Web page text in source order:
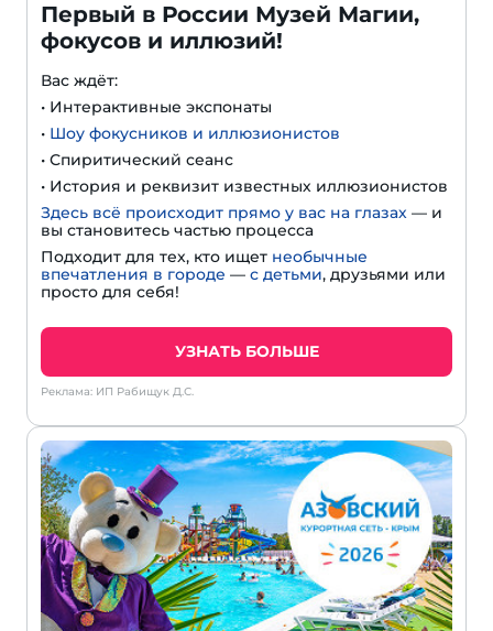
Первый в России Музей Магии,
фокусов и иллюзий!
Вас ждёт:
• Интерактивные экспонаты
• Шоу фокусников и иллюзионистов
• Спиритический сеанс
• История и реквизит известных иллюзионистов
Здесь всё происходит прямо у вас на глазах — и
вы становитесь частью процесса
Подходит для тех, кто ищет необычные
впечатления в городе — с детьми, друзьями или
просто для себя!
УЗНАТЬ БОЛЬШЕ
Реклама: ИП Рабищук Д.С.